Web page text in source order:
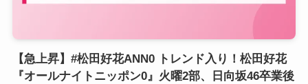
【急上昇】#松田好花ANN0 トレンド入り！松田好花
『オールナイトニッポン0』火曜2部、日向坂46卒業後